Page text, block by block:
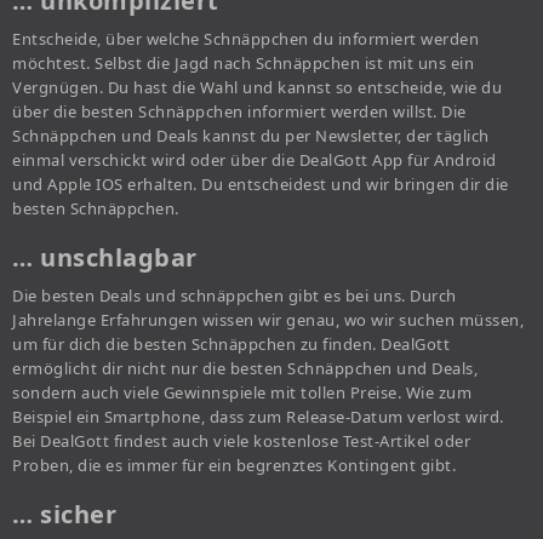
Entscheide, über welche Schnäppchen du informiert werden
möchtest. Selbst die Jagd nach Schnäppchen ist mit uns ein
Vergnügen. Du hast die Wahl und kannst so entscheide, wie du
über die besten Schnäppchen informiert werden willst. Die
Schnäppchen und Deals kannst du per Newsletter, der täglich
einmal verschickt wird oder über die DealGott App für Android
und Apple IOS erhalten. Du entscheidest und wir bringen dir die
besten Schnäppchen.
… unschlagbar
Die besten Deals und schnäppchen gibt es bei uns. Durch
Jahrelange Erfahrungen wissen wir genau, wo wir suchen müssen,
um für dich die besten Schnäppchen zu finden. DealGott
ermöglicht dir nicht nur die besten Schnäppchen und Deals,
sondern auch viele Gewinnspiele mit tollen Preise. Wie zum
Beispiel ein Smartphone, dass zum Release-Datum verlost wird.
Bei DealGott findest auch viele kostenlose Test-Artikel oder
Proben, die es immer für ein begrenztes Kontingent gibt.
… sicher